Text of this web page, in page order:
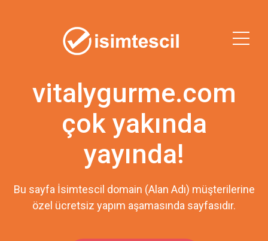
vitalygurme.com
çok yakında
yayında!
Bu sayfa İsimtescil domain (Alan Adı) müşterilerine
özel ücretsiz yapım aşamasında sayfasıdır.